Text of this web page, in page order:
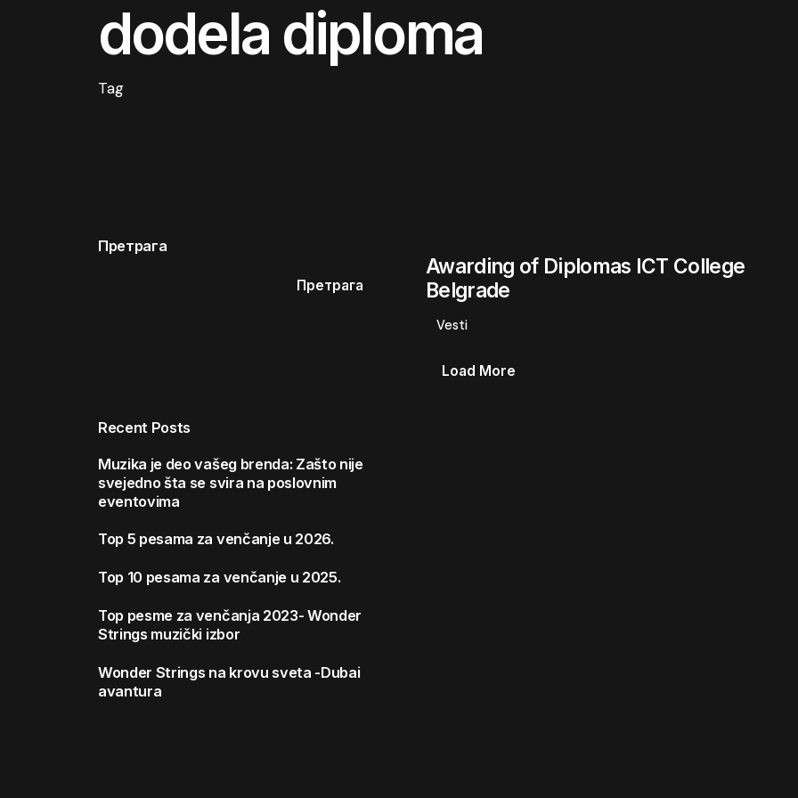
dodela diploma
Tag
Претрага
Претрага
Recent Posts
Muzika je deo vašeg brenda: Zašto nije
svejedno šta se svira na poslovnim
eventovima
Top 5 pesama za venčanje u 2026.
Top 10 pesama za venčanje u 2025.
Top pesme za venčanja 2023- Wonder
Strings muzički izbor
Wonder Strings na krovu sveta -Dubai
avantura
Awarding of Diplomas ICT College
Belgrade
Vesti
Load More